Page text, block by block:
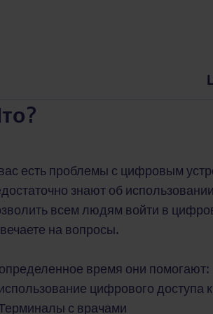
есть проблемы с цифровым
знают об
всем людям войти в
на вопросы.
время они помогают:
цифрового доступа
с врачами